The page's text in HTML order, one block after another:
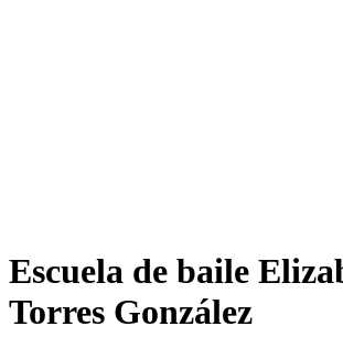
Escuela de baile
Torres González